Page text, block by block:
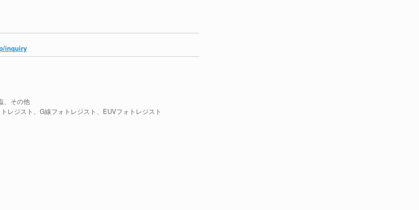
inquiry
、その他
ジスト、G線フォトレジスト、EUVフォトレジスト